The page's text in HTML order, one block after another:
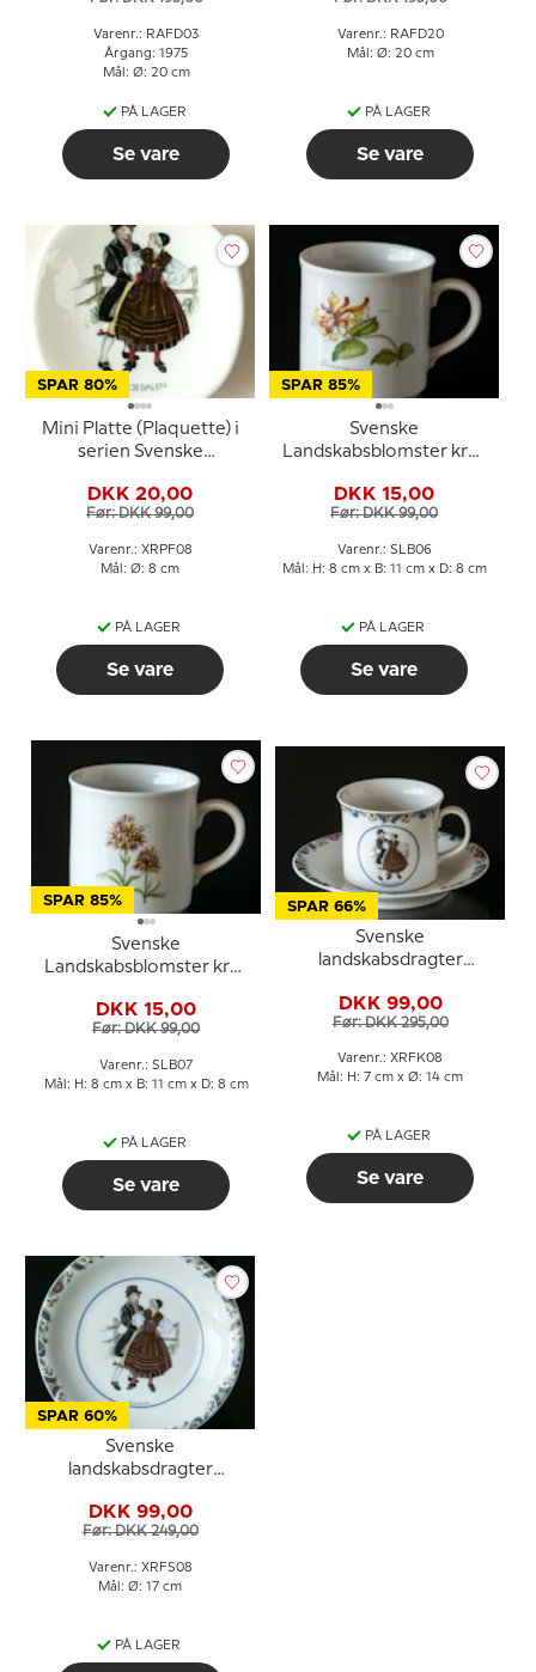
Varenr.: RAFD03
Årgang: 1975
Mål: Ø: 20 cm
PÅ LAGER
Se vare
Varenr.: RAFD20
Mål: Ø: 20 cm
PÅ LAGER
Se vare
SPAR 80%
Mini Platte (Plaquette) i
serien Svenske
Härjedalen
DKK 20,00
Før: DKK 99,00
Varenr.: XRPF08
Mål: Ø: 8 cm
PÅ LAGER
Se vare
SPAR 85%
Svenske
Landskabsblomster krus
DKK 15,00
Før: DKK 99,00
Varenr.: SLB06
Mål: H: 8 cm x B: 11 cm x D: 8 cm
PÅ LAGER
Se vare
SPAR 85%
Svenske
Landskabsblomster krus
DKK 15,00
Før: DKK 99,00
Varenr.: SLB07
Mål: H: 8 cm x B: 11 cm x D: 8 cm
PÅ LAGER
Se vare
SPAR 66%
Svenske
landskabsdragter
Härjedalen
DKK 99,00
Før: DKK 295,00
Varenr.: XRFK08
Mål: H: 7 cm x Ø: 14 cm
PÅ LAGER
Se vare
SPAR 60%
Svenske
landskabsdragter
Härjedalen
DKK 99,00
Før: DKK 249,00
Varenr.: XRFS08
Mål: Ø: 17 cm
PÅ LAGER